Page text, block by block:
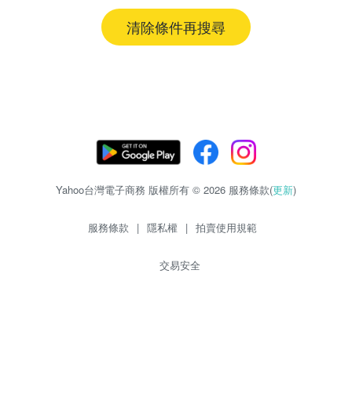
清除條件再搜尋
Yahoo台灣電子商務 版權所有 © 2026 服務條款(更新)
服務條款 | 隱私權 | 拍賣使用規範
交易安全